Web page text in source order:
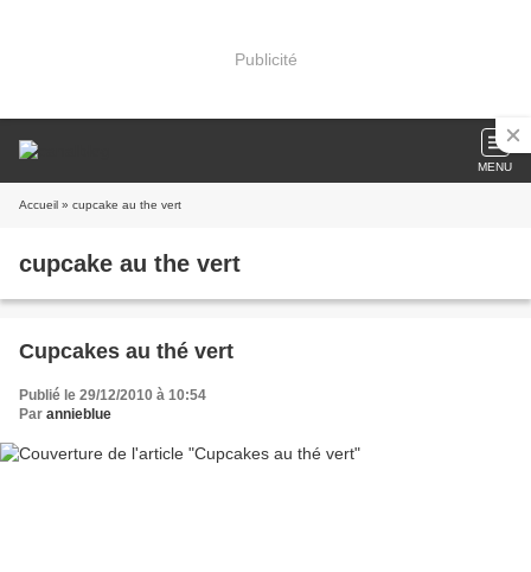
Publicité
MENU
Accueil » cupcake au the vert
cupcake au the vert
Cupcakes au thé vert
Publié le 29/12/2010 à 10:54
Par annieblue